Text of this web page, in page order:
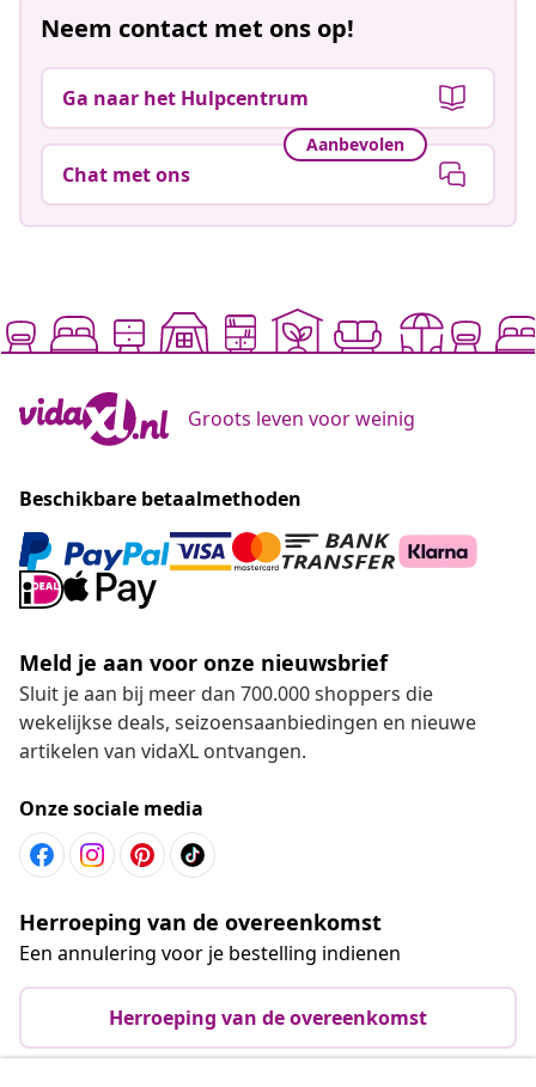
Neem contact met ons op!
Ga naar het Hulpcentrum
Aanbevolen
Chat met ons
Groots leven voor weinig
Beschikbare betaalmethoden
Meld je aan voor onze nieuwsbrief
Sluit je aan bij meer dan 700.000 shoppers die
wekelijkse deals, seizoensaanbiedingen en nieuwe
artikelen van vidaXL ontvangen.
Onze sociale media
Herroeping van de overeenkomst
Een annulering voor je bestelling indienen
Herroeping van de overeenkomst